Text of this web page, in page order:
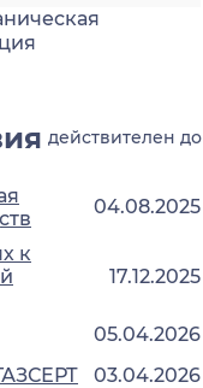
действителен до
04.08.2025
к
17.12.2025
05.04.2026
03.04.2026